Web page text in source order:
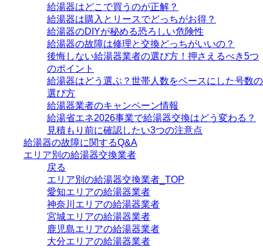
給湯器はどこで買うのが正解？
給湯器は購入とリースでどっちがお得？
給湯器のDIYが秘める恐ろしい危険性
給湯器の故障は修理と交換どっちがいいの？
後悔しない給湯器業者の選び方！押さえるべき5つ
のポイント
給湯器はどう選ぶ？世帯人数をベースにした号数の
選び方
給湯器業者のキャンペーン情報
給湯省エネ2026事業で給湯器交換はどう変わる？
見積もり前に確認したい3つの注意点
給湯器の故障に関するQ&A
エリア別の給湯器交換業者
戻る
エリア別の給湯器交換業者_TOP
愛知エリアの給湯器業者
神奈川エリアの給湯器業者
宮城エリアの給湯器業者
鹿児島エリアの給湯器業者
大分エリアの給湯器業者